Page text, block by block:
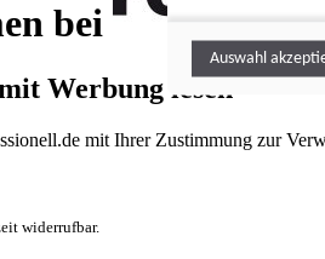
bei
Werbung lesen
mit Ihrer Zustimmung zur
widerrufbar.
Auswahl